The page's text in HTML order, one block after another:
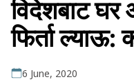
विदेशबाट
फिर्ता ल्याऊ:
6 June, 2020